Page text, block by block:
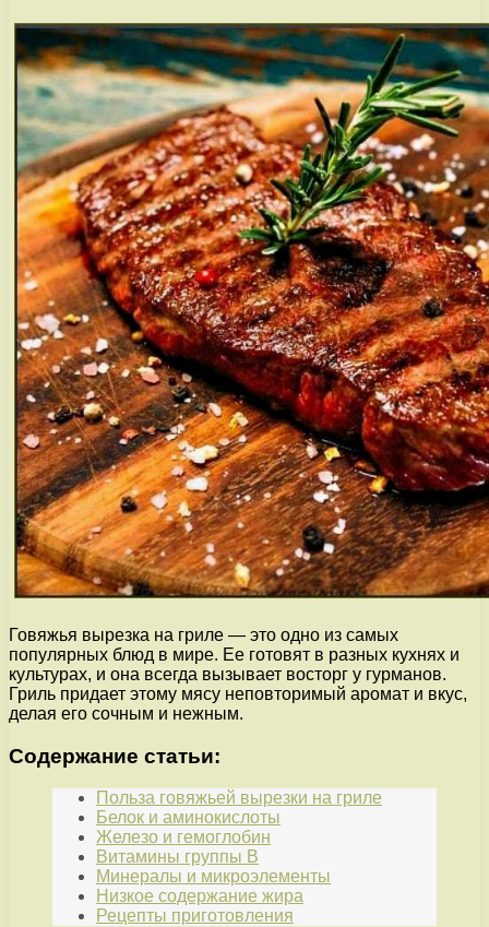
Говяжья вырезка на гриле — это одно из самых
популярных блюд в мире. Ее готовят в разных кухнях и
культурах, и она всегда вызывает восторг у гурманов.
Гриль придает этому мясу неповторимый аромат и вкус,
делая его сочным и нежным.
Содержание статьи:
Польза говяжьей вырезки на гриле
Белок и аминокислоты
Железо и гемоглобин
Витамины группы В
Минералы и микроэлементы
Низкое содержание жира
Рецепты приготовления